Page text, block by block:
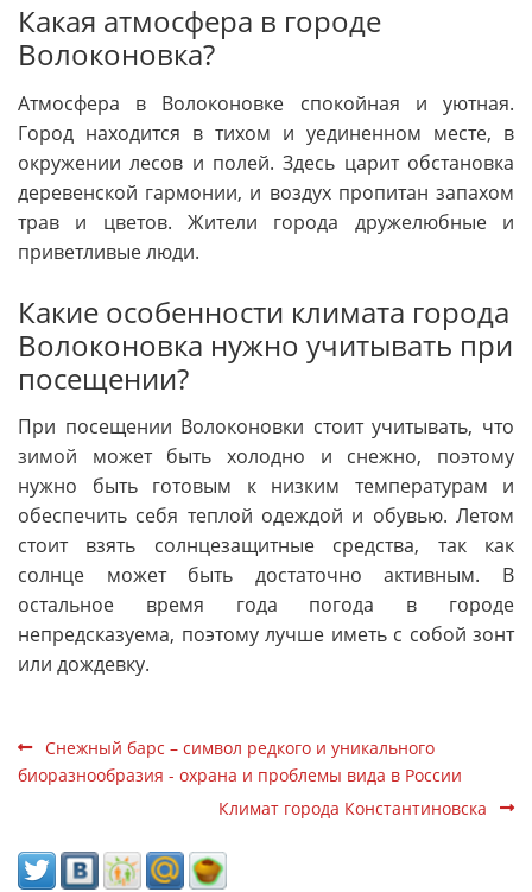
Какая атмосфера в городе
Волоконовка?
Атмосфера в Волоконовке спокойная и уютная.
Город находится в тихом и уединенном месте, в
окружении лесов и полей. Здесь царит обстановка
деревенской гармонии, и воздух пропитан запахом
трав и цветов. Жители города дружелюбные и
приветливые люди.
Какие особенности климата города
Волоконовка нужно учитывать при
посещении?
При посещении Волоконовки стоит учитывать, что
зимой может быть холодно и снежно, поэтому
нужно быть готовым к низким температурам и
обеспечить себя теплой одеждой и обувью. Летом
стоит взять солнцезащитные средства, так как
солнце может быть достаточно активным. В
остальное время года погода в городе
непредсказуема, поэтому лучше иметь с собой зонт
или дождевку.
Снежный барс – символ редкого и уникального
биоразнообразия - охрана и проблемы вида в России
Климат города Константиновска